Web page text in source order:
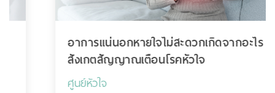
อาการแน่นอกหายใจไม่สะดวกเกิดจากอะไร
สังเกตสัญญาณเตือนโรคหัวใจ
ศูนย์หัวใจ